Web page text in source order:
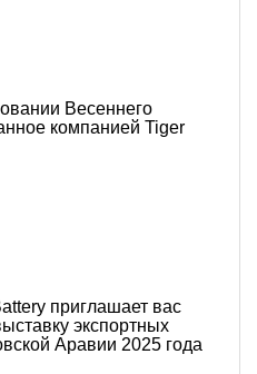
Весеннего
компанией Tiger
приглашает вас
экспортных
Аравии 2025 года